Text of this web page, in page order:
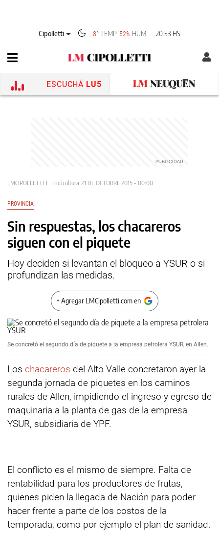
Cipolletti 8°TEMP 52% HUM 20:53 HS
ESCUCHÁ LU5
LMCIPOLLETTI Fruticultura 21 DE OCTUBRE 2015 - 00:00
PROVINCIA
Sin respuestas, los chacareros
siguen con el piquete
Hoy deciden si levantan el bloqueo a YSUR o si
profundizan las medidas.
+ Agregar LMCipolletti.com en
Se concretó el segundo día de piquete a la empresa petrolera YSUR, en Allen.
Los chacareros del Alto Valle concretaron ayer la
segunda jornada de piquetes en los caminos
rurales de Allen, impidiendo el ingreso y egreso de
maquinaria a la planta de gas de la empresa
YSUR, subsidiaria de YPF.
El conflicto es el mismo de siempre. Falta de
rentabilidad para los productores de frutas,
quienes piden la llegada de Nación para poder
hacer frente a parte de los costos de la
temporada, como por ejemplo el plan de sanidad.